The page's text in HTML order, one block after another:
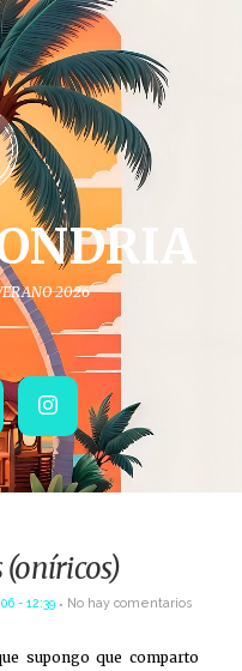
2026
Instagram
(oníricos)
- 12:39 No hay comentarios
supongo que comparto